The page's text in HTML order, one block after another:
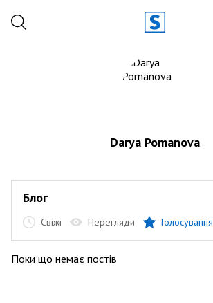
Darya Pomanova
Блог
Свіжі Перегляди Голосування
Поки що немає постів